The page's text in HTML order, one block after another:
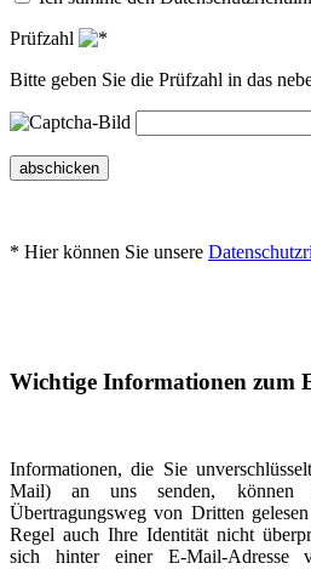
Prüfzahl
Bitte geben Sie die Prüfzahl in das
abschicken
* Hier können Sie unsere
Wichtige Informationen zum
Informationen, die Sie
Mail) an uns senden, können
Übertragungsweg von Dritten
Regel auch Ihre Identität nicht
sich hinter einer E-Mail-Adresse